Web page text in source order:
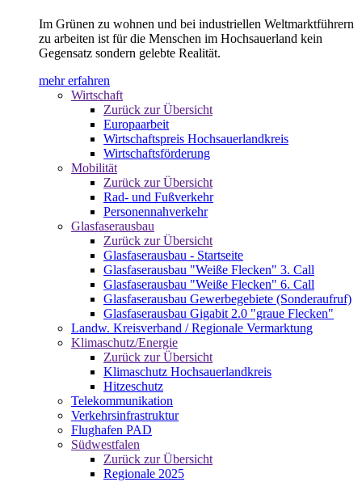
Im Grünen zu wohnen und bei industriellen Weltmarktführern
zu arbeiten ist für die Menschen im Hochsauerland kein
Gegensatz sondern gelebte Realität.
mehr erfahren
Wirtschaft
Zurück zur Übersicht
Europaarbeit
Wirtschaftspreis Hochsauerlandkreis
Wirtschaftsförderung
Mobilität
Zurück zur Übersicht
Rad- und Fußverkehr
Personennahverkehr
Glasfaserausbau
Zurück zur Übersicht
Glasfaserausbau - Startseite
Glasfaserausbau "Weiße Flecken" 3. Call
Glasfaserausbau "Weiße Flecken" 6. Call
Glasfaserausbau Gewerbegebiete (Sonderaufruf)
Glasfaserausbau Gigabit 2.0 "graue Flecken"
Landw. Kreisverband / Regionale Vermarktung
Klimaschutz/Energie
Zurück zur Übersicht
Klimaschutz Hochsauerlandkreis
Hitzeschutz
Telekommunikation
Verkehrsinfrastruktur
Flughafen PAD
Südwestfalen
Zurück zur Übersicht
Regionale 2025